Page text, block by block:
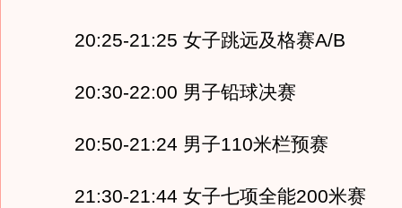
20:25-21:25 女子跳远及格赛A/B
20:30-22:00 男子铅球决赛
20:50-21:24 男子110米栏预赛
21:30-21:44 女子七项全能200米赛